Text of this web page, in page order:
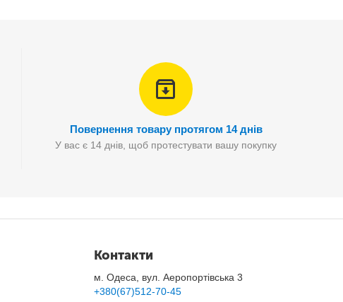
Повернення товару протягом 14 днів
У вас є 14 днів, щоб протестувати вашу покупку
Контакти
м. Одеса, вул. Аеропортівська 3
+380(67)512-70-45